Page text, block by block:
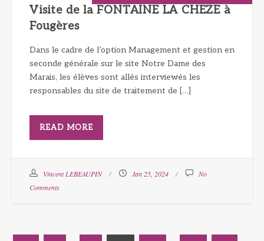
Visite de la FONTAINE LA CHEZE à
Fougères
Dans le cadre de l’option Management et gestion en
seconde générale sur le site Notre Dame des
Marais, les élèves sont allés interviewés les
responsables du site de traitement de […]
READ MORE
Vincent LEBEAUPIN Jan 25, 2024
No
Comments